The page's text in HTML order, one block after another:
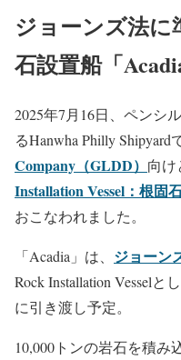
ジョーンズ法に
石設置船「
2025年7月16日、ペンシ
るHanwha Philly Shipyard
Company（GLDD） 向け
Installation Vessel：根固
おこなわれました。
「Acadia」は、 ジョーン
Rock Installation Vessel
に引き渡し予定。
10,000トンの岩石を積み